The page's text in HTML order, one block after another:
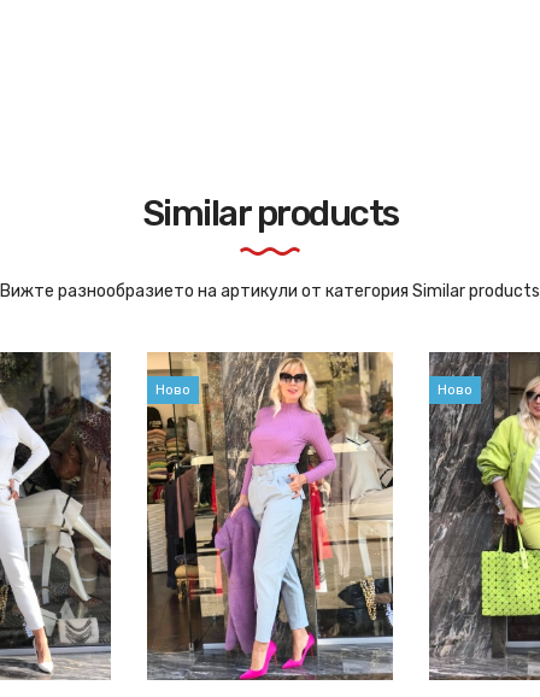
Similar products
Вижте разнообразието на артикули от категория Similar products
Ново Ново